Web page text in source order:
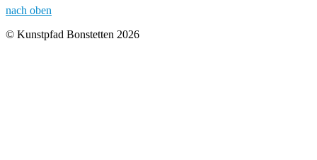
nach oben
© Kunstpfad Bonstetten 2026